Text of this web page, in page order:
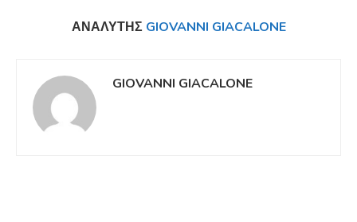
ΑΝΑΛΥΤΉΣ GIOVANNI GIACALONE
GIOVANNI GIACALONE